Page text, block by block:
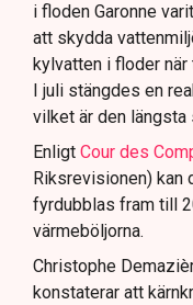
i floden Garonne
att skydda
kylvatten i floder
I juli stängdes en
vilket är den
Enligt Cour des
Riksrevisionen) kan
fyrdubblas fram till
värmeböljorna.
Christophe
konstaterar att